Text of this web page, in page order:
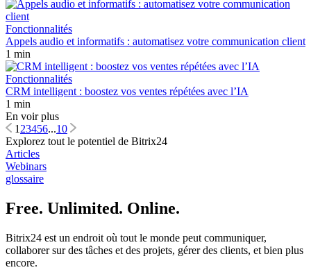
Fonctionnalités
Appels audio et informatifs : automatisez votre communication client
1 min
Fonctionnalités
CRM intelligent : boostez vos ventes répétées avec l’IA
1 min
En voir plus
1 23456...10
Explorez tout le potentiel de Bitrix24
Articles
Webinars
glossaire
Free. Unlimited. Online.
Bitrix24 est un endroit où tout le monde peut communiquer,
collaborer sur des tâches et des projets, gérer des clients, et bien plus
encore.